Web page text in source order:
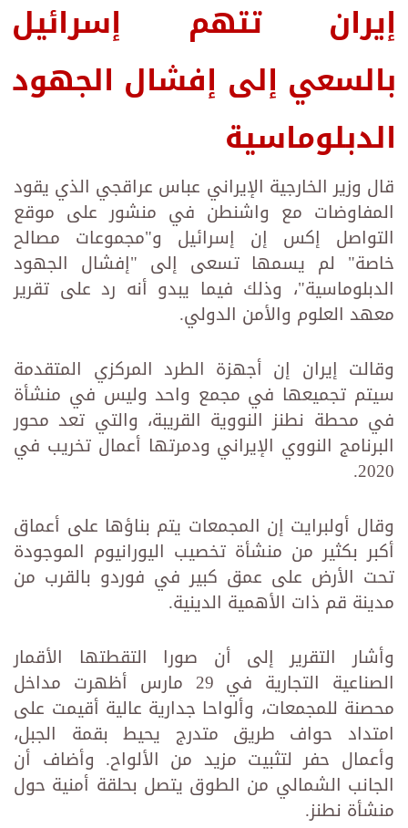
إيران تتهم إسرائيل
بالسعي إلى إفشال الجهود
الدبلوماسية
قال وزير الخارجية الإيراني عباس عراقجي الذي يقود
المفاوضات مع واشنطن في منشور على موقع
التواصل إكس إن إسرائيل و"مجموعات مصالح
خاصة" لم يسمها تسعى إلى "إفشال الجهود
الدبلوماسية"، وذلك فيما يبدو أنه رد على تقرير
معهد العلوم والأمن الدولي.
وقالت إيران إن أجهزة الطرد المركزي المتقدمة
سيتم تجميعها في مجمع واحد وليس في منشأة
في محطة نطنز النووية القريبة، والتي تعد محور
البرنامج النووي الإيراني ودمرتها أعمال تخريب في
2020.
وقال أولبرايت إن المجمعات يتم بناؤها على أعماق
أكبر بكثير من منشأة تخصيب اليورانيوم الموجودة
تحت الأرض على عمق كبير في فوردو بالقرب من
مدينة قم ذات الأهمية الدينية.
وأشار التقرير إلى أن صورا التقطتها الأقمار
الصناعية التجارية في 29 مارس أظهرت مداخل
محصنة للمجمعات، وألواحا جدارية عالية أقيمت على
امتداد حواف طريق متدرج يحيط بقمة الجبل،
وأعمال حفر لتثبيت مزيد من الألواح. وأضاف أن
الجانب الشمالي من الطوق يتصل بحلقة أمنية حول
منشأة نطنز.